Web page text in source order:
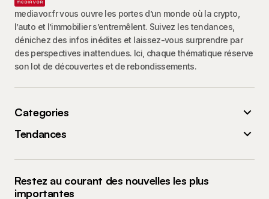
mediavor.fr vous ouvre les portes d’un monde où la crypto,
l’auto et l’immobilier s’entremêlent. Suivez les tendances,
dénichez des infos inédites et laissez-vous surprendre par
des perspectives inattendues. Ici, chaque thématique réserve
son lot de découvertes et de rebondissements.
Categories
Tendances
Restez au courant des nouvelles les plus
importantes